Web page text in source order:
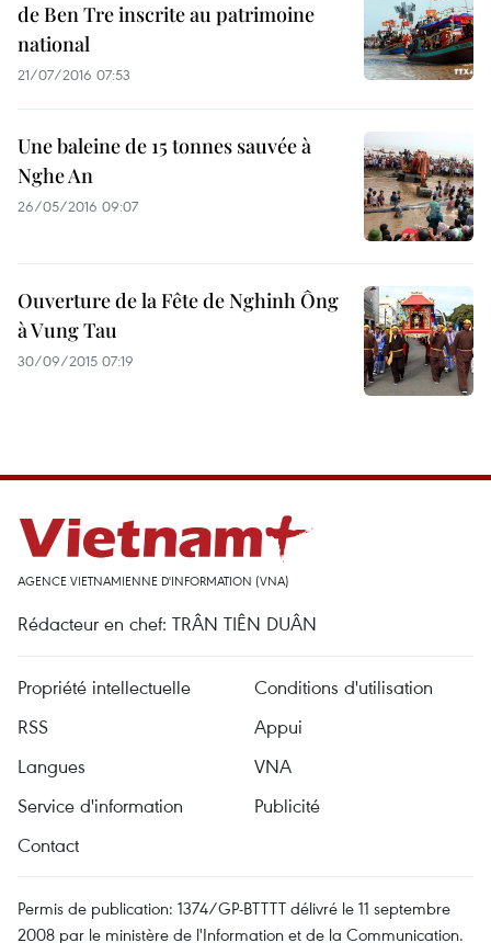
de Ben Tre inscrite au patrimoine
national
21/07/2016 07:53
Une baleine de 15 tonnes sauvée à
Nghe An
26/05/2016 09:07
Ouverture de la Fête de Nghinh Ông
à Vung Tau
30/09/2015 07:19
AGENCE VIETNAMIENNE D'INFORMATION (VNA)
Rédacteur en chef: TRÂN TIÊN DUÂN
Propriété intellectuelle
Conditions d'utilisation
RSS
Appui
Langues
VNA
Service d'information
Publicité
Contact
Permis de publication: 1374/GP-BTTTT délivré le 11 septembre
2008 par le ministère de l'Information et de la Communication.